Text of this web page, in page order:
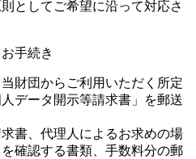
としてご希望に沿って対応さ
手続き
財団からご利用いただく所定
データ開示等請求書」を郵送
書、代理人によるお求めの場
確認する書類、手数料分の郵